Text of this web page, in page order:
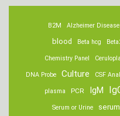
Alzheimer Disease
B2M
Beta hcg
blood
Chemistry Panel
CSF
Culture
DNA Probe
IgM
PCR
plasma
serum
Serum or Urine